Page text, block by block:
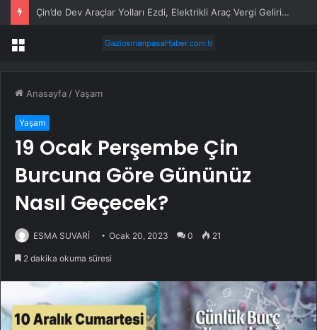
Çin’de Dev Araçlar Yolları Ezdi, Elektrikli Araç Vergi Gelirini Kuruttu
Menü
Anasayfa /Yaşam
Yaşam
19 Ocak Perşembe Çin
Burcuna Göre Gününüz
Nasıl Geçecek?
ESMA SUVARİ Ocak 20, 2023 0 21
2 dakika okuma süresi